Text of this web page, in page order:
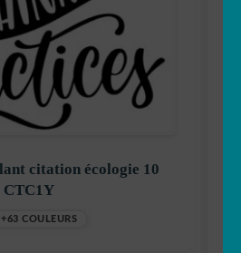
citation écologie 10
CTC1Y
+63 COULEURS